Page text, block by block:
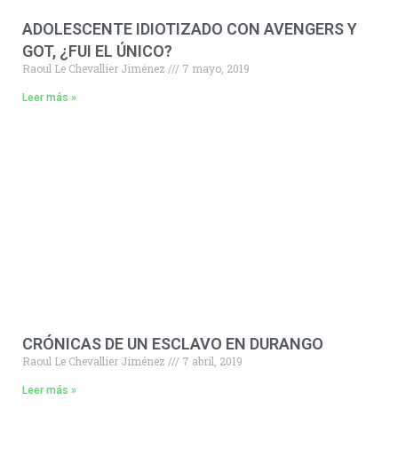
ADOLESCENTE IDIOTIZADO CON AVENGERS Y
GOT, ¿FUI EL ÚNICO?
Raoul Le Chevallier Jiménez 7 mayo, 2019
Leer más »
CRÓNICAS DE UN ESCLAVO EN DURANGO
Raoul Le Chevallier Jiménez 7 abril, 2019
Leer más »